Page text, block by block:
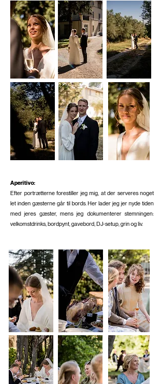
Aperitivo:
Efter portrætterne forestiller jeg mig, at der serveres noget
let inden gæsterne går til bords. Her lader jeg jer nyde tiden
med jeres gæster, mens jeg dokumenterer stemningen:
velkomstdrinks, bordpynt, gavebord, DJ-setup, grin og liv.